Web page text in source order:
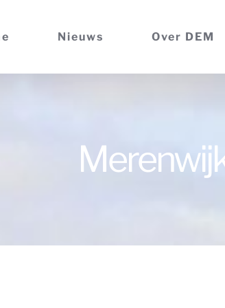
Nieuws Over DEM